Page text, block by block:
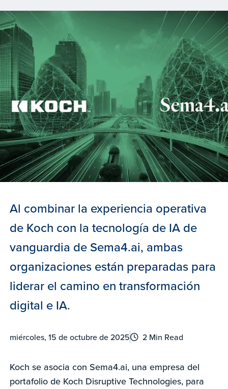
Al combinar la experiencia operativa
de Koch con la tecnología de IA de
vanguardia de Sema4.ai, ambas
organizaciones están preparadas para
liderar el camino en transformación
digital e IA.
miércoles, 15 de octubre de 2025 2 Min Read
Koch se asocia con Sema4.ai, una empresa del
portafolio de Koch Disruptive Technologies, para